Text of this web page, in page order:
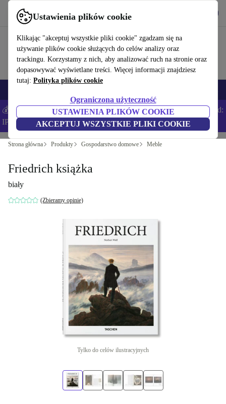
Ustawienia plików cookie
Klikając "akceptuj wszystkie pliki cookie" zgadzam się na
używanie plików cookie służących do celów analizy oraz
trackingu. Korzystamy z nich, aby analizować ruch na stronie oraz
dopasowywać wyświetlane treści. Więcej informacji znajdziesz
tutaj: Polityka plików cookie
Ograniczona użyteczność
USTAWIENIA PLIKÓW COOKIE
AKCEPTUJ WSZYSTKIE PLIKI COOKIE
Korzystaj z refurbed szybko i łatwo
💰Zaoszczędź DODATKOWE 5% na wszystkich iPhone’ach – Kod:
IPHONEDEAL –Regulamin
Strona główna Produkty Gospodarstwo domowe Meble
Friedrich książka
biały
(Zbieramy opinie)
Tylko do celów ilustracyjnych